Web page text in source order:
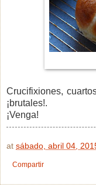
Crucifixiones,
¡brutales!.
¡Venga!
at sábado, abril 04,
Compartir